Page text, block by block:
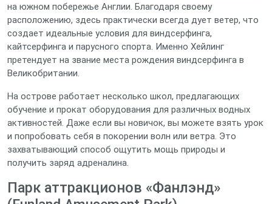
на южном побережье Англии. Благодаря своему
расположению, здесь практически всегда дует ветер, что
создает идеальные условия для виндсерфинга,
кайтсерфинга и парусного спорта. Именно Хейлинг
претендует на звание места рождения виндсерфинга в
Великобритании.
На острове работает несколько школ, предлагающих
обучение и прокат оборудования для различных водных
активностей. Даже если вы новичок, вы можете взять урок
и попробовать себя в покорении волн или ветра. Это
захватывающий способ ощутить мощь природы и
получить заряд адреналина.
Парк аттракционов «Фанлэнд»